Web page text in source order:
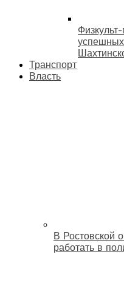
Транспорт
Власть
В Ростовской
работать в